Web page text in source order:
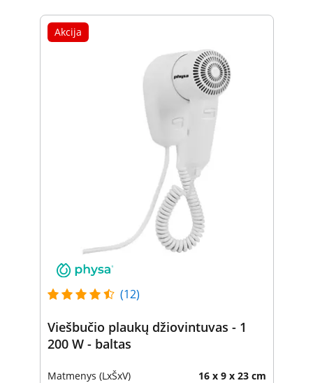
Akcija
(12)
Viešbučio plaukų džiovintuvas - 1
200 W - baltas
Matmenys (LxŠxV) 16 x 9 x 23 cm